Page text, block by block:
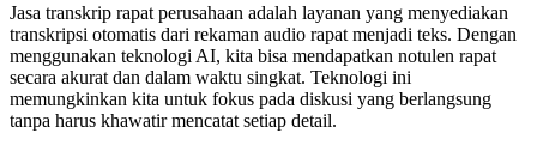
Jasa transkrip rapat perusahaan adalah layanan yang menyediakan
transkripsi otomatis dari rekaman audio rapat menjadi teks. Dengan
menggunakan teknologi AI, kita bisa mendapatkan notulen rapat
secara akurat dan dalam waktu singkat. Teknologi ini
memungkinkan kita untuk fokus pada diskusi yang berlangsung
tanpa harus khawatir mencatat setiap detail.